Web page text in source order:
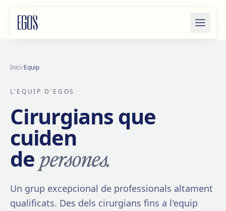
Inici/Equip
L'EQUIP D'EGOS
Cirurgians que
cuiden
depersones.
Un grup excepcional de professionals altament
qualificats. Des dels cirurgians fins a l'equip